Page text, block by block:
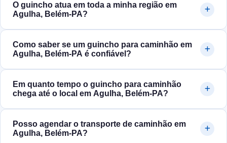
O guincho atua em toda a minha região em
Agulha, Belém‑PA?
Como saber se um guincho para caminhão em
Agulha, Belém‑PA é confiável?
Em quanto tempo o guincho para caminhão
chega até o local em Agulha, Belém‑PA?
Posso agendar o transporte de caminhão em
Agulha, Belém‑PA?